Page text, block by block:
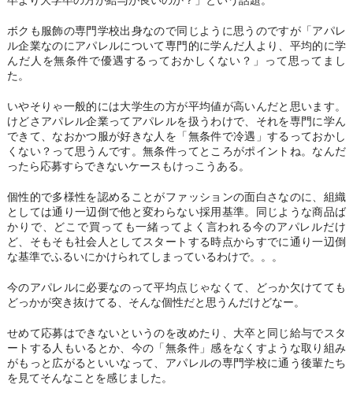
ボクも服飾の専門学校出身なので同じように思うのですが「アパレ
ル企業なのにアパレルについて専門的に学んだ人より、平均的に学
んだ人を無条件で優遇するっておかしくない？」って思ってまし
た。
いやそりゃ一般的には大学生の方が平均値が高いんだと思います。
けどさアパレル企業ってアパレルを扱うわけで、それを専門に学ん
できて、なおかつ服が好きな人を「無条件で冷遇」するっておかし
くない？って思うんです。無条件ってところがポイントね。なんだ
ったら応募すらできないケースもけっこうある。
個性的で多様性を認めることがファッションの面白さなのに、組織
としては通り一辺倒で他と変わらない採用基準。同じような商品ば
かりで、どこで買っても一緒ってよく言われる今のアパレルだけ
ど、そもそも社会人としてスタートする時点からすでに通り一辺倒
な基準でふるいにかけられてしまっているわけで。。。
今のアパレルに必要なのって平均点じゃなくて、どっか欠けてても
どっかが突き抜けてる、そんな個性だと思うんだけどなー。
せめて応募はできないというのを改めたり、大卒と同じ給与でスタ
ートする人もいるとか、今の「無条件」感をなくすような取り組み
がもっと広がるといいなって、アパレルの専門学校に通う後輩たち
を見てそんなことを感じました。